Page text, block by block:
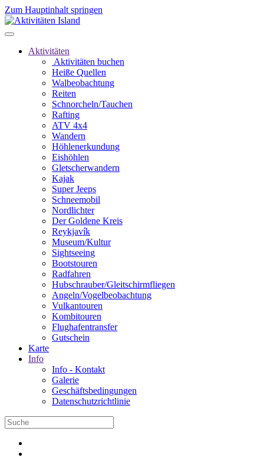
Zum Hauptinhalt springen
Aktivitäten
Aktivitäten buchen
Heiße Quellen
Walbeobachtung
Reiten
Schnorcheln/Tauchen
Rafting
ATV 4x4
Wandern
Höhlenerkundung
Eishöhlen
Gletscherwandern
Kajak
Super Jeeps
Schneemobil
Nordlichter
Der Goldene Kreis
Reykjavík
Museum/Kultur
Sightseeing
Bootstouren
Radfahren
Hubschrauber/Gleitschirmfliegen
Angeln/Vogelbeobachtung
Vulkantouren
Kombitouren
Flughafentransfer
Gutschein
Karte
Info
Info - Kontakt
Galerie
Geschäftsbedingungen
Datenschutzrichtlinie